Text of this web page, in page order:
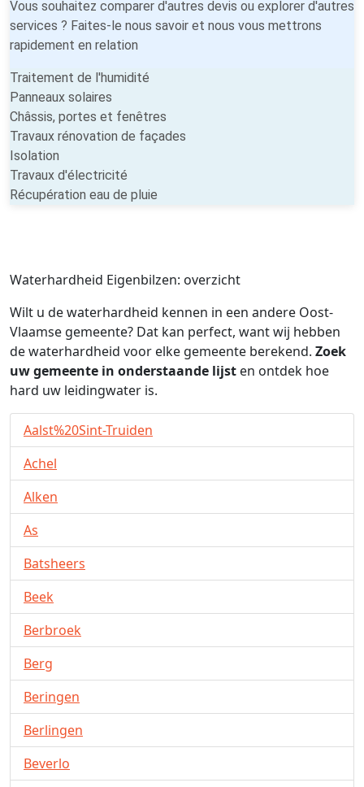
Vous souhaitez comparer d'autres devis ou explorer d'autres
services ? Faites-le nous savoir et nous vous mettrons
rapidement en relation
Traitement de l'humidité
Panneaux solaires
Châssis, portes et fenêtres
Travaux rénovation de façades
Isolation
Travaux d'électricité
Récupération eau de pluie
Waterhardheid Eigenbilzen: overzicht
Wilt u de waterhardheid kennen in een andere Oost-
Vlaamse gemeente? Dat kan perfect, want wij hebben
de waterhardheid voor elke gemeente berekend. Zoek
uw gemeente in onderstaande lijst en ontdek hoe
hard uw leidingwater is.
Aalst%20Sint-Truiden
Achel
Alken
As
Batsheers
Beek
Berbroek
Berg
Beringen
Berlingen
Beverlo